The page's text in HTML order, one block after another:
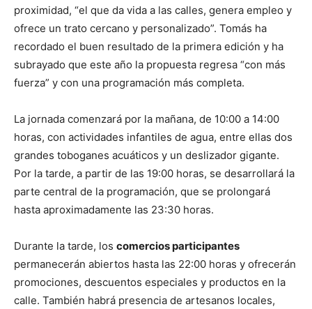
proximidad, “el que da vida a las calles, genera empleo y
ofrece un trato cercano y personalizado”. Tomás ha
recordado el buen resultado de la primera edición y ha
subrayado que este año la propuesta regresa “con más
fuerza” y con una programación más completa.
La jornada comenzará por la mañana, de 10:00 a 14:00
horas, con actividades infantiles de agua, entre ellas dos
grandes toboganes acuáticos y un deslizador gigante.
Por la tarde, a partir de las 19:00 horas, se desarrollará la
parte central de la programación, que se prolongará
hasta aproximadamente las 23:30 horas.
Durante la tarde, los comercios participantes
permanecerán abiertos hasta las 22:00 horas y ofrecerán
promociones, descuentos especiales y productos en la
calle. También habrá presencia de artesanos locales,